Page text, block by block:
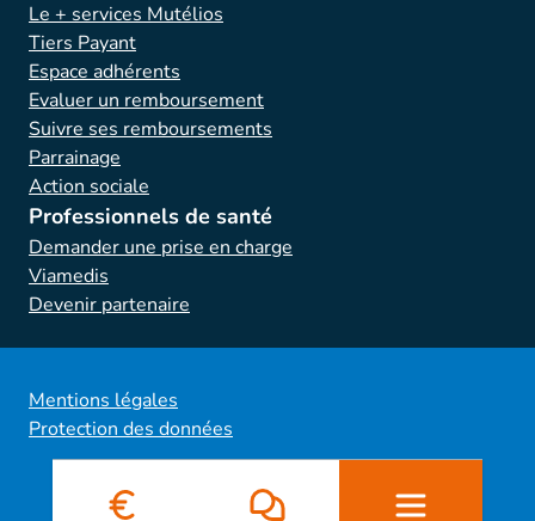
Le + services Mutélios
Tiers Payant
Espace adhérents
Evaluer un remboursement
Suivre ses remboursements
Parrainage
Action sociale
Professionnels de santé
Demander une prise en charge
Viamedis
Devenir partenaire
Mentions légales
Protection des données